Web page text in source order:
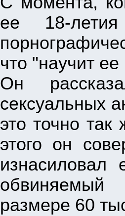
ее 18-
что "научит
Он
сексуальных
это точно
этого он
изнасиловал
обвиняемый
размере 60